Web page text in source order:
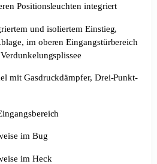
Positionsleuchten integriert
und isoliertem Einstieg,
im oberen Eingangstürbereich
mit Gasdruckdämpfer, Drei-Punkt-
im Bug
im Heck